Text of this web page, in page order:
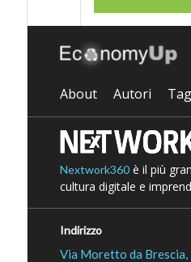
About Autori
Nextwork360è il più
cultura digitale e
Indirizzo
Via Moretto da Brescia,